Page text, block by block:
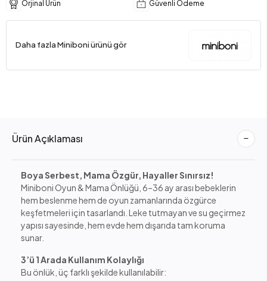
Orjinal Ürün
Güvenli Ödeme
Daha fazla Miniboni ürünü gör
Ürün Açıklaması
Boya Serbest, Mama Özgür, Hayaller Sınırsız!
Miniboni Oyun & Mama Önlüğü, 6–36 ay arası bebeklerin
hem beslenme hem de oyun zamanlarında özgürce
keşfetmeleri için tasarlandı. Leke tutmayan ve su geçirmez
yapısı sayesinde, hem evde hem dışarıda tam koruma
sunar.
3’ü 1 Arada Kullanım Kolaylığı
Bu önlük, üç farklı şekilde kullanılabilir: